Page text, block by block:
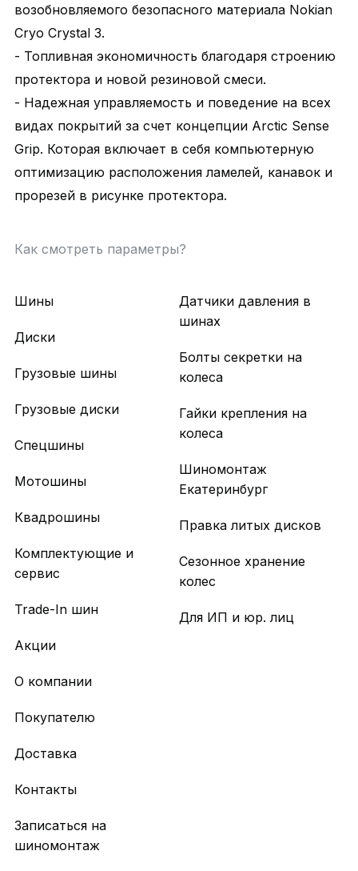
возобновляемого безопасного материала Nokian
Cryo Crystal 3.
- Топливная экономичность благодаря строению
протектора и новой резиновой смеси.
- Надежная управляемость и поведение на всех
видах покрытий за счет концепции Arctic Sense
Grip. Которая включает в себя компьютерную
оптимизацию расположения ламелей, канавок и
прорезей в рисунке протектора.
Как смотреть параметры?
Шины
Диски
Грузовые шины
Грузовые диски
Спецшины
Мотошины
Квадрошины
Комплектующие и
сервис
Trade-In шин
Акции
Датчики давления в
шинах
Болты секретки на
колеса
Гайки крепления на
колеса
Шиномонтаж
Екатеринбург
Правка литых дисков
Сезонное хранение
колес
Для ИП и юр. лиц
О компании
Покупателю
Доставка
Контакты
Записаться на
шиномонтаж